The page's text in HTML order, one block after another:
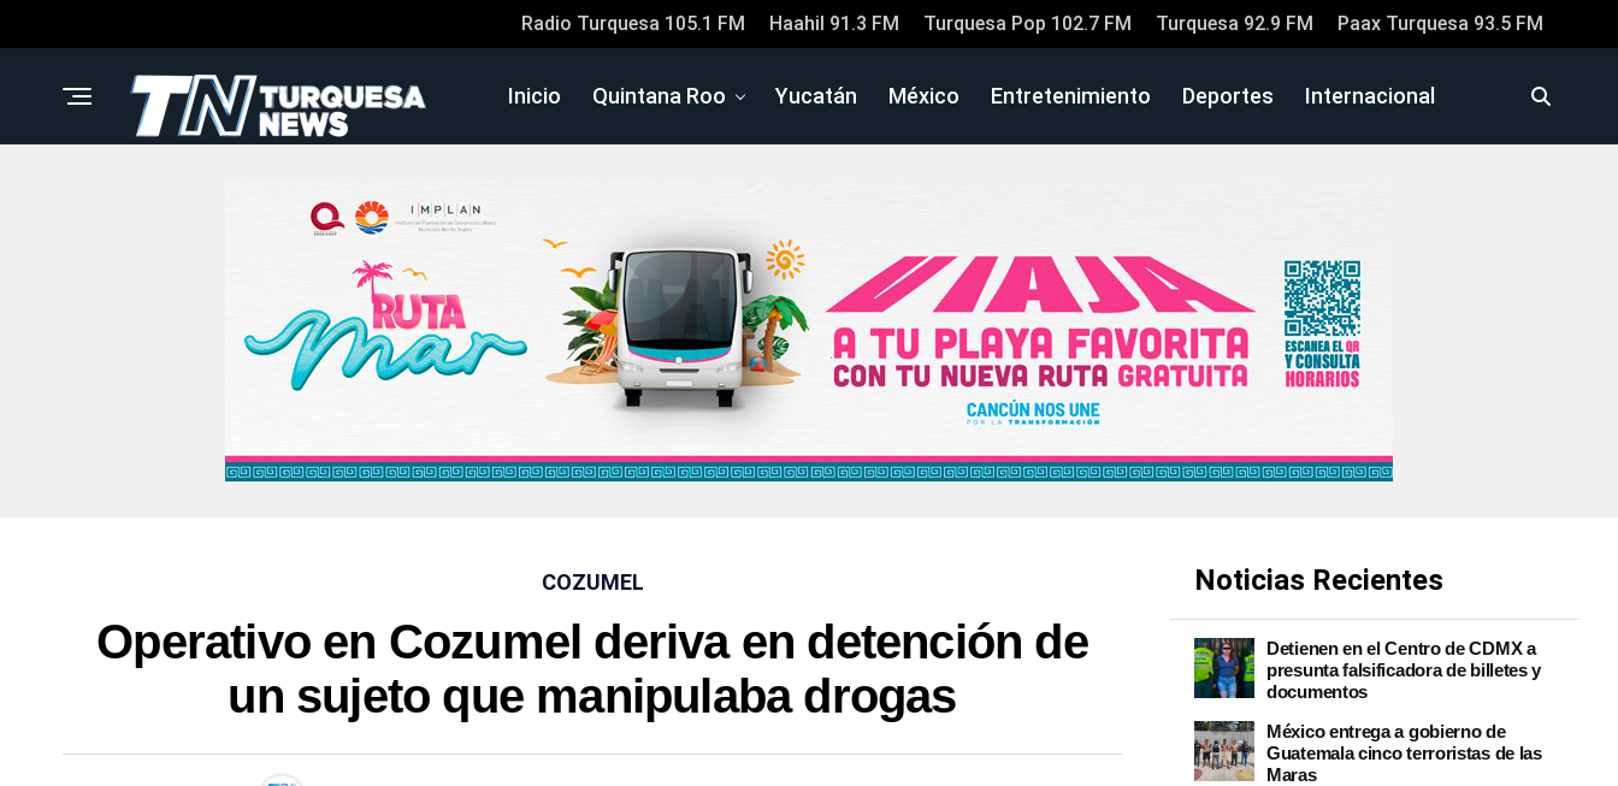
Radio Turquesa 105.1 FM Haahil 91.3 FM Turquesa Pop 102.7 FM Turquesa 92.9 FM Paax Turquesa 93.5 FM
Inicio Quintana Roo Yucatán México Entretenimiento Deportes Internacional
COZUMEL
Operativo en Cozumel deriva en detención de
un sujeto que manipulaba drogas
Noticias Recientes
Detienen en el Centro de CDMX a
presunta falsificadora de billetes y
documentos
México entrega a gobierno de
Guatemala cinco terroristas de las
Maras